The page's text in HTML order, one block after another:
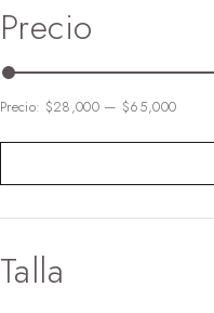
Precio
Precio: $28,000— $65,000
Talla